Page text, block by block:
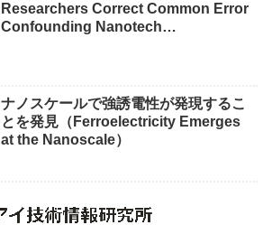
Researchers Correct Common Error
Confounding Nanotech
ナノスケールで強誘電性が発現するこ
とを発見（Ferroelectricity Emerges
at the Nanoscale）